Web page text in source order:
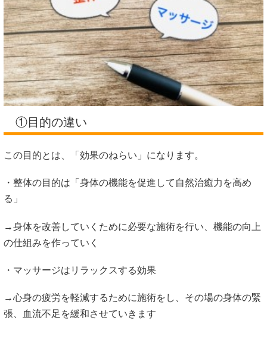
①目的の違い
この目的とは、「効果のねらい」になります。
・整体の目的は「身体の機能を促進して自然治癒力を高め
る」
→身体を改善していくために必要な施術を行い、機能の向上
の仕組みを作っていく
・マッサージはリラックスする効果
→心身の疲労を軽減するために施術をし、その場の身体の緊
張、血流不足を緩和させていきます